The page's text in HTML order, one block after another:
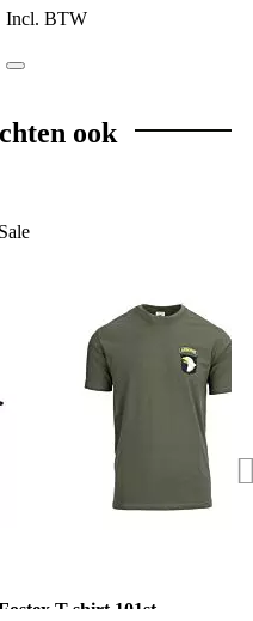
Incl. BTW
ook
Sale
T-shirt 101st